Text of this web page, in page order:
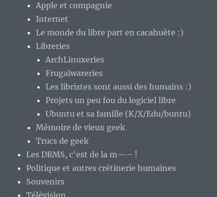
Apple et compagnie
Internet
Le monde du libre part en cacahuète :)
Libreries
ArchLinuxeries
Frugalwareries
Les libristes sont aussi des humains :)
Projets un peu fou du logiciel libre
Ubuntu et sa famille (K/X/Edu/buntu)
Mémoire de vieux geek
Trucs de geek
Les DRMS, c'est de la m—– !
Politique et autres crétinerie humaines
Souvenirs